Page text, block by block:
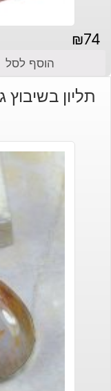
₪74
הוסף לסל
תליון בשיבוץ